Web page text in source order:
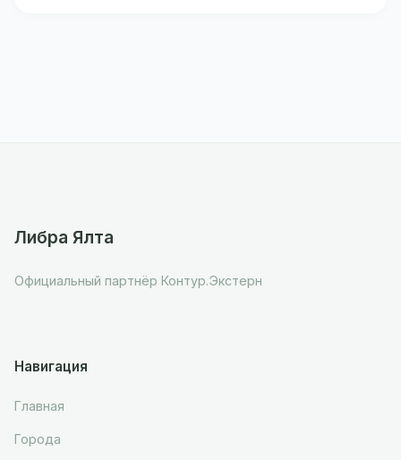
Либра Ялта
Официальный партнёр Контур.Экстерн
Навигация
Главная
Города